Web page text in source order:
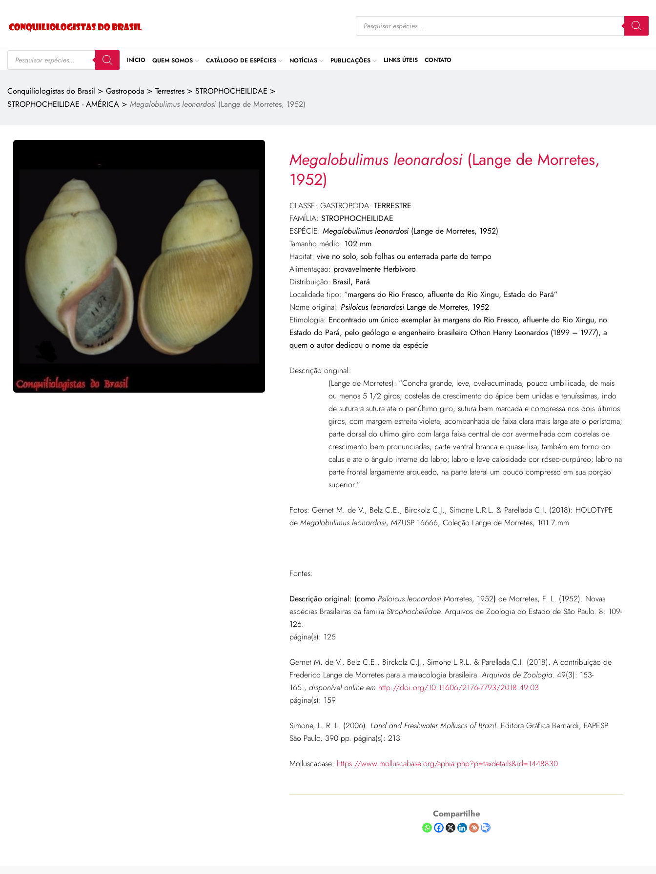
INÍCIO QUEM SOMOS CATÁLOGO DE ESPÉCIES NOTÍCIAS PUBLICAÇÕES LINKS ÚTEIS CONTATO
Conquiliologistas do Brasil > Gastropoda > Terrestres > STROPHOCHEILIDAE >
STROPHOCHEILIDAE - AMÉRICA > Megalobulimus leonardosi (Lange de Morretes, 1952)
Megalobulimus leonardosi(Lange de Morretes,
1952)
CLASSE: GASTROPODA: TERRESTRE
FAMÍLIA: STROPHOCHEILIDAE
ESPÉCIE: Megalobulimus leonardosi(Lange de Morretes, 1952)
Tamanho médio: 102 mm
Habitat: vive no solo, sob folhas ou enterrada parte do tempo
Alimentação: provavelmente Herbívoro
Distribuição: Brasil, Pará
Localidade tipo: “margens do Rio Fresco, afluente do Rio Xingu, Estado do Pará”
Nome original: Psiloicus leonardosiLange de Morretes, 1952
Etimologia: Encontrado um único exemplar às margens do Rio Fresco, afluente do Rio Xingu, no
Estado do Pará, pelo geólogo e engenheiro brasileiro Othon Henry Leonardos (1899 – 1977), a
quem o autor dedicou o nome da espécie
Descrição original:
(Lange de Morretes): “Concha grande, leve, oval-acuminada, pouco umbilicada, de mais
ou menos 5 1/2 giros; costelas de crescimento do ápice bem unidas e tenuíssimas, indo
de sutura a sutura ate o penúltimo giro; sutura bem marcada e compressa nos dois últimos
giros, com margem estreita violeta, acompanhada de faixa clara mais larga ate o perístoma;
parte dorsal do ultimo giro com larga faixa central de cor avermelhada com costelas de
crescimento bem pronunciadas; parte ventral branca e quase lisa, também em torno do
calus e ate o ângulo interne do labro; labro e leve calosidade cor róseo-purpúreo; labro na
parte frontal largamente arqueado, na parte lateral um pouco compresso em sua porção
superior.”
Fotos: Gernet M. de V., Belz C.E., Birckolz C.J., Simone L.R.L. & Parellada C.I. (2018): HOLOTYPE
de Megalobulimus leonardosi, MZUSP 16666, Coleção Lange de Morretes, 101.7 mm
Fontes:
Descrição original: (como Psiloicus leonardosi Morretes, 1952) de Morretes, F. L. (1952). Novas
espécies Brasileiras da familia Strophocheilidae. Arquivos de Zoologia do Estado de São Paulo. 8: 109-
126.
página(s): 125
Gernet M. de V., Belz C.E., Birckolz C.J., Simone L.R.L. & Parellada C.I. (2018). A contribuição de
Frederico Lange de Morretes para a malacologia brasileira. Arquivos de Zoologia. 49(3): 153-
165., disponível online em http://doi.org/10.11606/2176-7793/2018.49.03
página(s): 159
Simone, L. R. L. (2006). Land and Freshwater Molluscs of Brazil. Editora Gráfica Bernardi, FAPESP.
São Paulo, 390 pp. página(s): 213
Molluscabase: https://www.molluscabase.org/aphia.php?p=taxdetails&id=1448830
Compartilhe